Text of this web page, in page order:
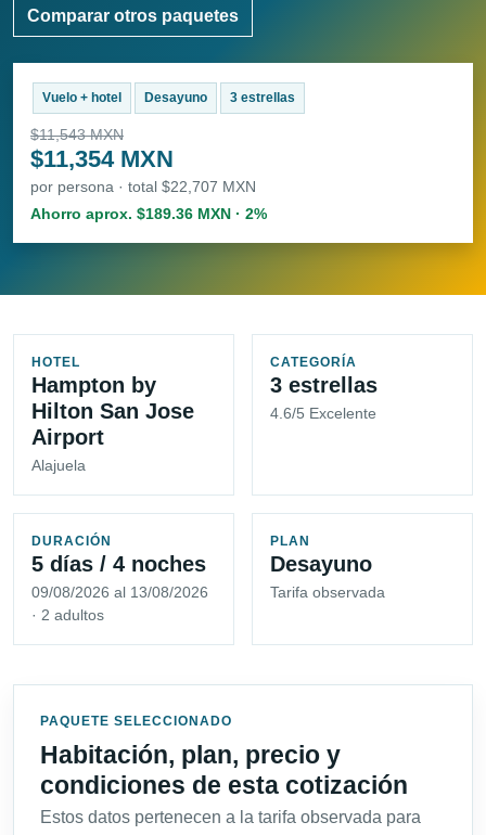
Comparar otros paquetes
Vuelo + hotel Desayuno 3 estrellas
$11,543 MXN
$11,354 MXN
por persona · total $22,707 MXN
Ahorro aprox. $189.36 MXN · 2%
HOTEL
Hampton by
Hilton San Jose
Airport
Alajuela
CATEGORÍA
3 estrellas
4.6/5 Excelente
DURACIÓN
5 días / 4 noches
09/08/2026 al 13/08/2026
· 2 adultos
PLAN
Desayuno
Tarifa observada
PAQUETE SELECCIONADO
Habitación, plan, precio y
condiciones de esta cotización
Estos datos pertenecen a la tarifa observada para